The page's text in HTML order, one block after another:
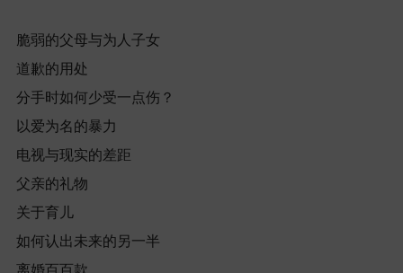
脆弱的父母与为人子女
道歉的用处
分手时如何少受一点伤？
以爱为名的暴力
电视与现实的差距
父亲的礼物
关于育儿
如何认出未来的另一半
离婚百百款